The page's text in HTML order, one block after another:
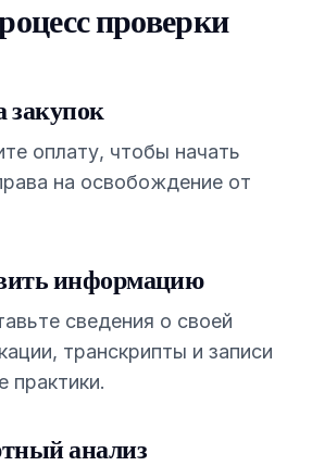
проверки
закупок
оплату, чтобы начать
на освобождение от
информацию
сведения о своей
транскрипты и записи
практики.
анализ